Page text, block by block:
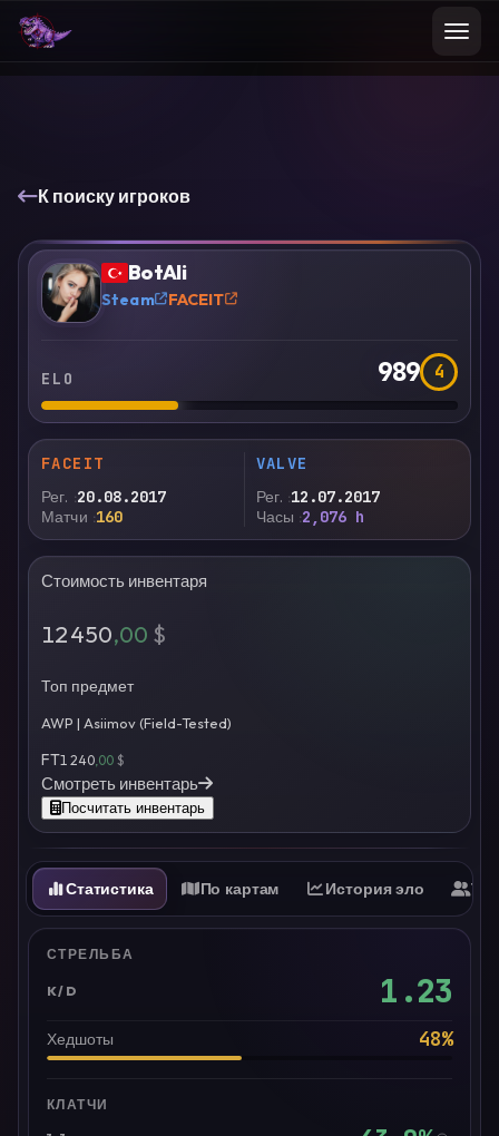
К поиску игроков
? BotAli
Steam FACEIT
ELO 989 4
FACEIT
Рег. 20.08.2017
Матчи 160
VALVE
Рег. 12.07.2017
Часы 2,076 h
Стоимость инвентаря
12 450,00 $
Топ предмет
AWP | Asiimov (Field-Tested)
FT1 240 ,00 $
Смотреть инвентарь
Посчитать инвентарь
Статистика По картам История эло
СТРЕЛЬБА
K/D 1.23
Хедшоты 48%
КЛАТЧИ